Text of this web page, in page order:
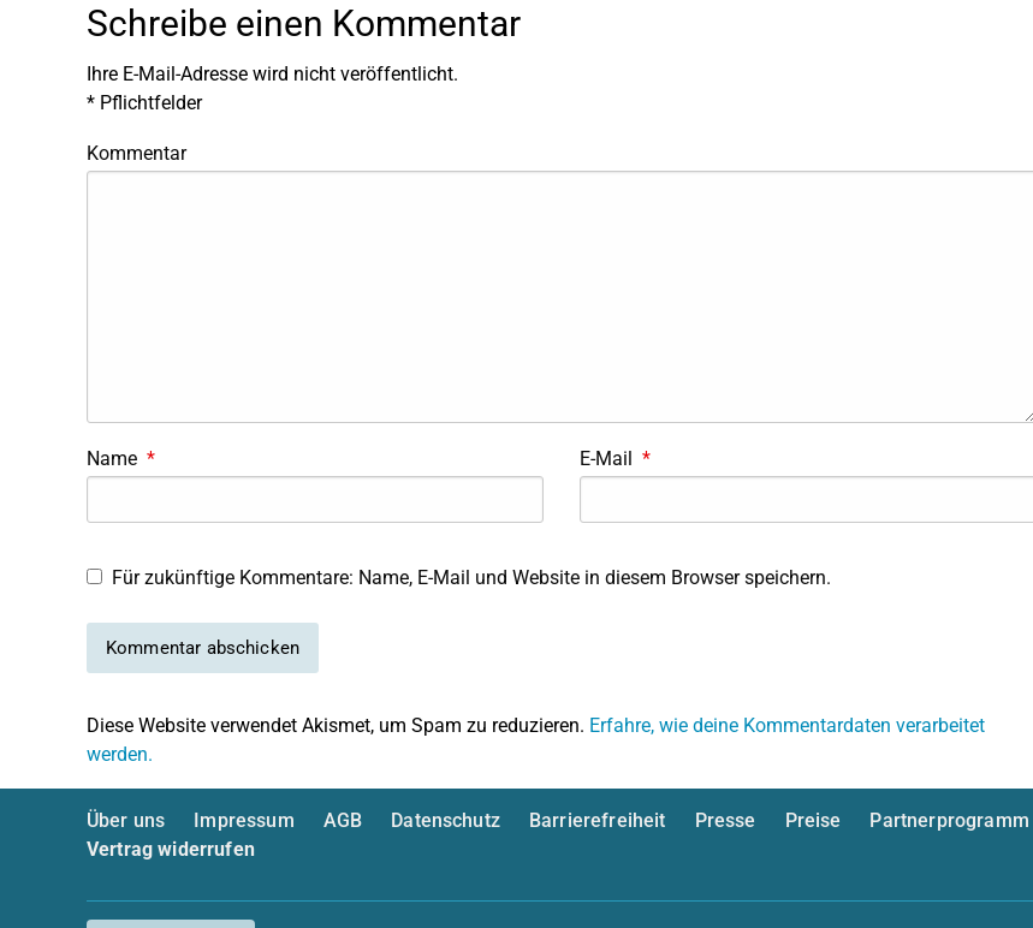
Schreibe einen Kommentar
Ihre E-Mail-Adresse wird nicht veröffentlicht.
* Pflichtfelder
Kommentar
Name * E-Mail *
Für zukünftige Kommentare: Name, E-Mail und Website in diesem Browser speichern.
Diese Website verwendet Akismet, um Spam zu reduzieren. Erfahre, wie deine Kommentardaten verarbeitet
werden.
Über uns Impressum AGB Datenschutz Barrierefreiheit Presse Preise
Partnerprogramm
Vertrag widerrufen